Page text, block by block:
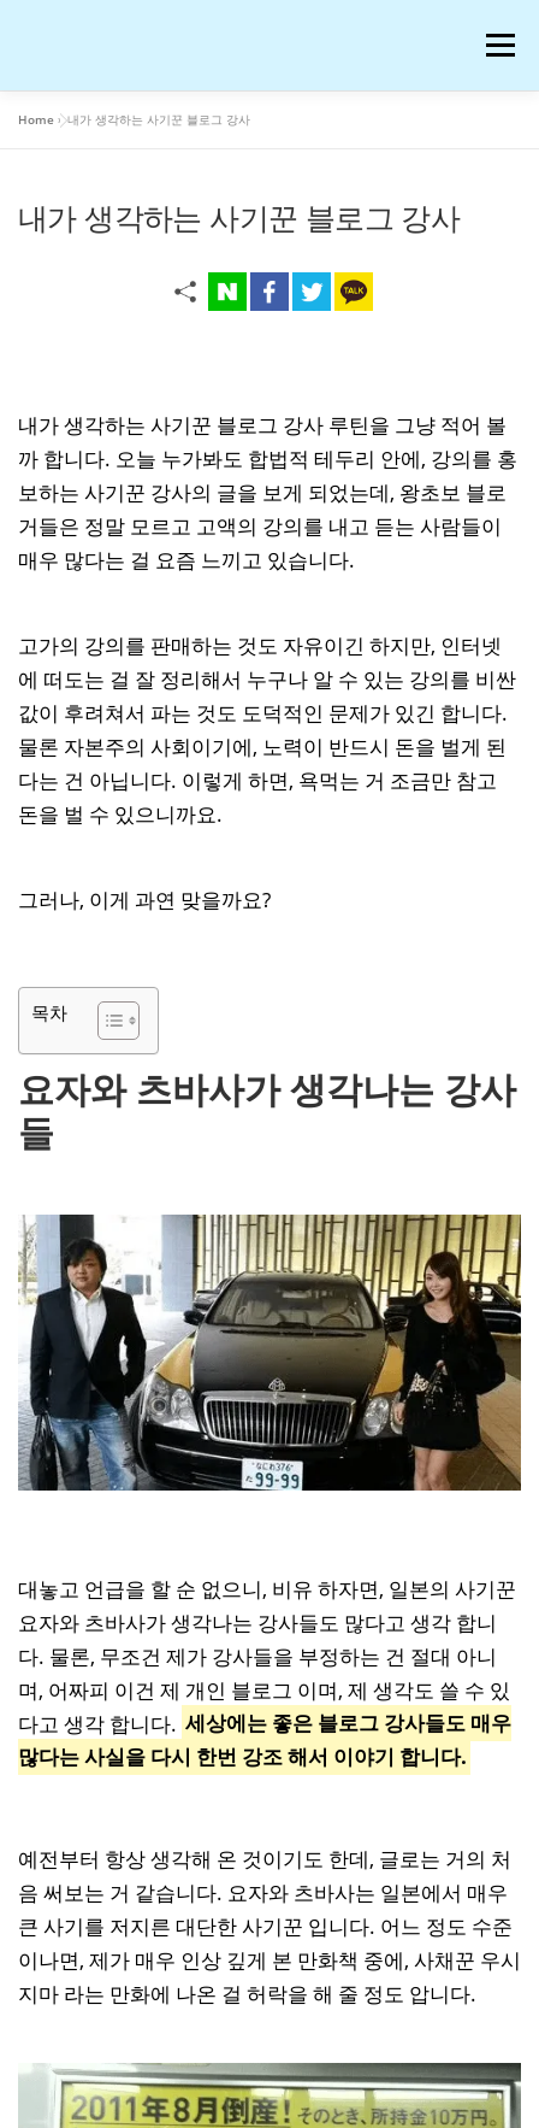
메뉴
AI 연구 워드프레스 일기 온라인 강의 후기
반려동물 화장품
프로그램 IT 저작권과 법
Home »내가 생각하는 사기꾼 블로그 강사
내가 생각하는 사기꾼 블로그 강사
내가 생각하는 사기꾼 블로그 강사 루틴을 그냥 적어 볼
까 합니다. 오늘 누가봐도 합법적 테두리 안에, 강의를 홍
보하는 사기꾼 강사의 글을 보게 되었는데, 왕초보 블로
거들은 정말 모르고 고액의 강의를 내고 듣는 사람들이
매우 많다는 걸 요즘 느끼고 있습니다.
고가의 강의를 판매하는 것도 자유이긴 하지만, 인터넷
에 떠도는 걸 잘 정리해서 누구나 알 수 있는 강의를 비싼
값이 후려쳐서 파는 것도 도덕적인 문제가 있긴 합니다.
물론 자본주의 사회이기에, 노력이 반드시 돈을 벌게 된
다는 건 아닙니다. 이렇게 하면, 욕먹는 거 조금만 참고
돈을 벌 수 있으니까요.
그러나, 이게 과연 맞을까요?
목차
요자와 츠바사가 생각나는 강사
들
대놓고 언급을 할 순 없으니, 비유 하자면, 일본의 사기꾼
요자와 츠바사가 생각나는 강사들도 많다고 생각 합니
다. 물론, 무조건 제가 강사들을 부정하는 건 절대 아니
며, 어짜피 이건 제 개인 블로그 이며, 제 생각도 쓸 수 있
다고 생각 합니다. 세상에는 좋은 블로그 강사들도 매우
많다는 사실을 다시 한번 강조 해서 이야기 합니다.
예전부터 항상 생각해 온 것이기도 한데, 글로는 거의 처
음 써보는 거 같습니다. 요자와 츠바사는 일본에서 매우
큰 사기를 저지른 대단한 사기꾼 입니다. 어느 정도 수준
이나면, 제가 매우 인상 깊게 본 만화책 중에, 사채꾼 우시
지마 라는 만화에 나온 걸 허락을 해 줄 정도 압니다.